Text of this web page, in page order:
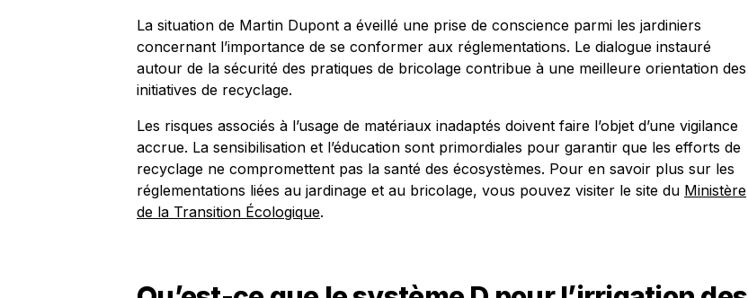
La situation de Martin Dupont a éveillé une prise de conscience parmi les jardiniers
concernant l’importance de se conformer aux réglementations. Le dialogue instauré
autour de la sécurité des pratiques de bricolage contribue à une meilleure orientation des
initiatives de recyclage.
Les risques associés à l’usage de matériaux inadaptés doivent faire l’objet d’une vigilance
accrue. La sensibilisation et l’éducation sont primordiales pour garantir que les efforts de
recyclage ne compromettent pas la santé des écosystèmes. Pour en savoir plus sur les
réglementations liées au jardinage et au bricolage, vous pouvez visiter le site du Ministère
de la Transition Écologique.